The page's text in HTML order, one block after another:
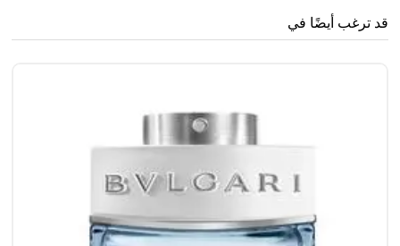
قد ترغب أيضًا في